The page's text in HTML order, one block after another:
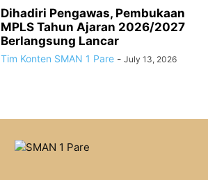
Dihadiri Pengawas, Pembukaan
MPLS Tahun Ajaran 2026/2027
Berlangsung Lancar
Tim Konten SMAN 1 Pare - July 13, 2026